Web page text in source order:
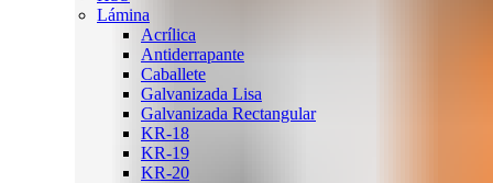
Lámina
Acrílica
Antiderrapante
Caballete
Galvanizada Lisa
Galvanizada Rectangular
KR-18
KR-19
KR-20